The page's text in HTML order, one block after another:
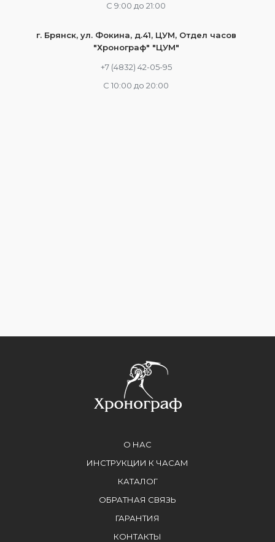
С 9:00 до 21:00
г. Брянск, ул. Фокина, д.41, ЦУМ, Отдел часов
"Хронограф" "ЦУМ"
+7 (4832) 42-05-95
С 10:00 до 20:00
О НАС
ИНСТРУКЦИИ К ЧАСАМ
КАТАЛОГ
ОБРАТНАЯ СВЯЗЬ
ГАРАНТИЯ
КОНТАКТЫ